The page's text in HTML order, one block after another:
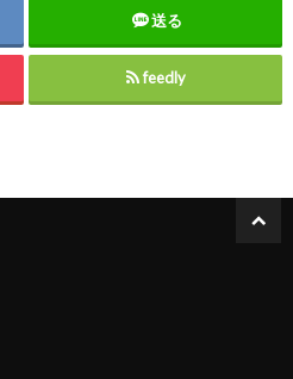
送る
feedly